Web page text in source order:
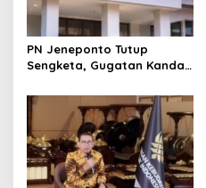
PN Jeneponto Tutup
Sengketa, Gugatan Kandas